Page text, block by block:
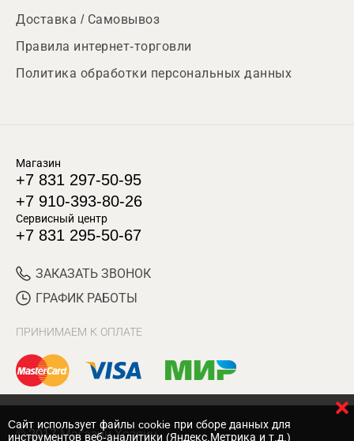
Доставка / Самовывоз
Правила интернет-торговли
Политика обработки персональных данных
Магазин
+7 831 297-50-95
+7 910-393-80-26
Сервисный центр
+7 831 295-50-67
ЗАКАЗАТЬ ЗВОНОК
ГРАФИК РАБОТЫ
ПРИНИМАЕМ К ОПЛАТЕ
© 2017 Магазин Хозяин
Cайт использует файлы cookie при сборе данных для
инструментов веб-аналитики (Яндекс.Метрика и т.д.)